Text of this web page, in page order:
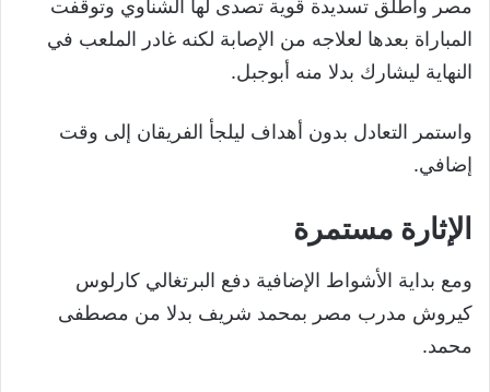
مصر وأطلق تسديدة قوية تصدى لها الشناوي وتوقفت
المباراة بعدها لعلاجه من الإصابة لكنه غادر الملعب في
النهاية ليشارك بدلا منه أبوجبل.
واستمر التعادل بدون أهداف ليلجأ الفريقان إلى وقت
إضافي.
الإثارة مستمرة
ومع بداية الأشواط الإضافية دفع البرتغالي كارلوس
كيروش مدرب مصر بمحمد شريف بدلا من مصطفى
محمد.